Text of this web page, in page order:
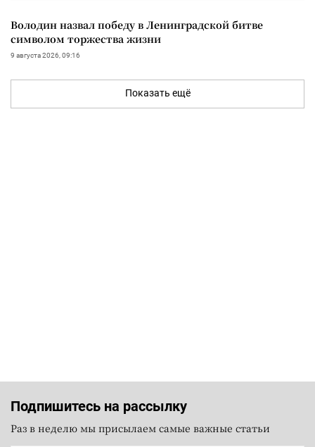
Володин назвал победу в Ленинградской битве
символом торжества жизни
9 августа 2026, 09:16
Показать ещё
Подпишитесь на рассылку
Раз в неделю мы присылаем самые важные статьи